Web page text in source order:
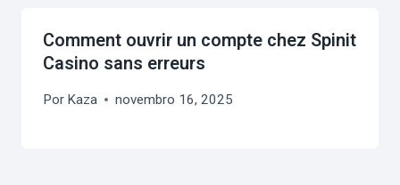
Comment ouvrir un compte chez Spinit
Casino sans erreurs
Por Kaza novembro 16, 2025